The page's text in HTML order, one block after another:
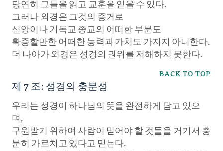
당연히 그들을 읽고 교훈을 얻을 수 있다.
그러나 외경은 그것의 증거로
신앙이나 기독교 종교의 어떠한 부분도
확증할만한 어떠한 능력과 가치도 가지지 아니한다.
더 나아가 외경은 성경의 권위를 저해하지 못한다.
BACK TO TOP
제 7 조: 성경의 충분성
우리는 성경이 하나님의 뜻을 완전하게 담고 있으
며,
구원받기 위하여 사람이 믿어야 할 것들을 거기서 충
분히 가르치고 있다고 믿는다.